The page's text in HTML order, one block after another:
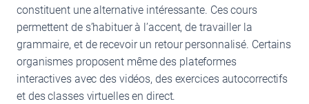
constituent une alternative intéressante. Ces cours
permettent de s’habituer à l’accent, de travailler la
grammaire, et de recevoir un retour personnalisé. Certains
organismes proposent même des plateformes
interactives avec des vidéos, des exercices autocorrectifs
et des classes virtuelles en direct.